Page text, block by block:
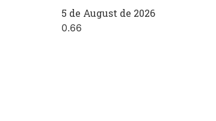
5 de August de 2026